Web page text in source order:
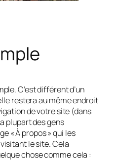
C’est différent d’un
restera au même endroit
de votre site (dans
plupart des gens
« À propos » qui les
le site. Cela
chose comme cela :